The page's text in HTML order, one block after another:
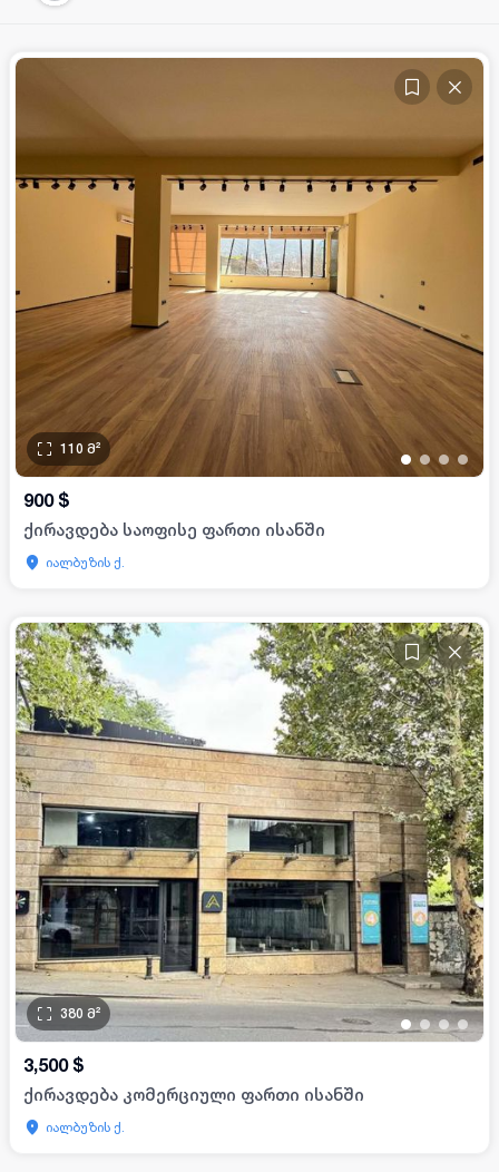
• • • •
110 მ²
900 $
ქირავდება საოფისე ფართი ისანში
იალბუზის ქ.
••••
380 მ²
3,500 $
ქირავდება კომერციული ფართი ისანში
იალბუზის ქ.